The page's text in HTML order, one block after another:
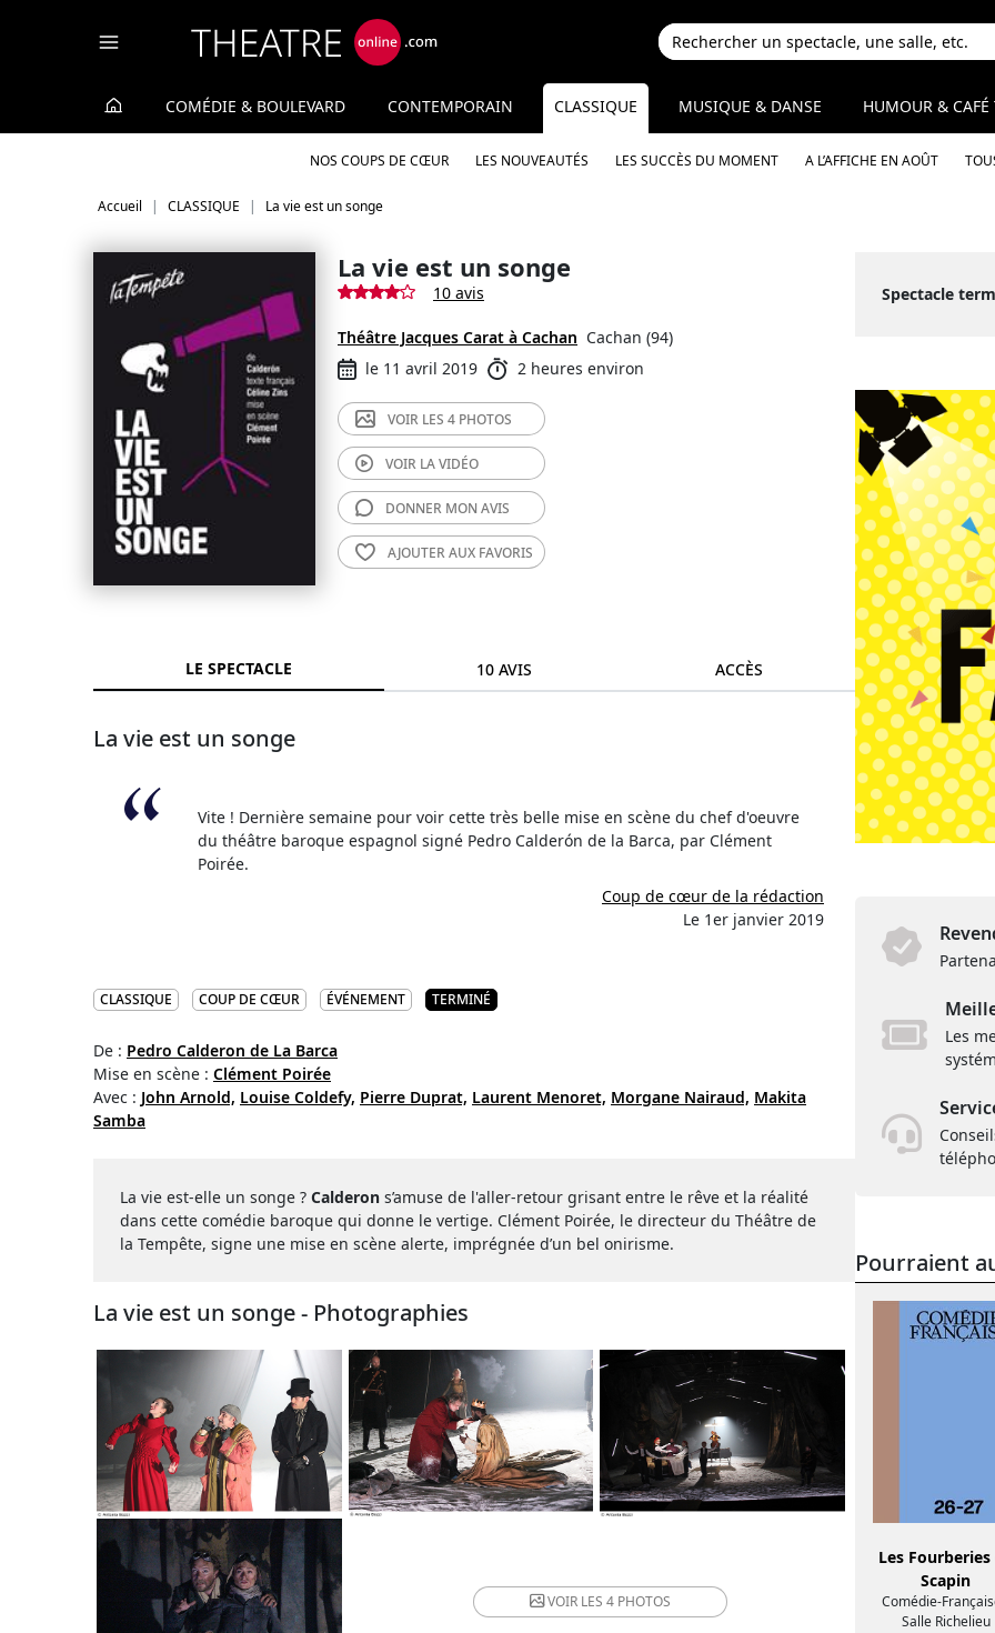
COMÉDIE & BOULEVARD CONTEMPORAIN CLASSIQUE
NOS COUPS DE CŒUR LES NOUVEAUTÉS LES SUCCÈS DU MOMENT A L’AFFICHE EN AOÛT
MUSIQUE & DANSE HUMOUR & CAFÉ
Accueil CLASSIQUE La vie est un songe
La vie est un songe
10 avis
Théâtre Jacques Carat à Cachan Cachan (94)
le 11 avril 2019
2 heures environ
VOIR LES 4 PHOTOS
VOIR LAVIDÉO
DONNER MON AVIS
AJOUTER AUX FAVORIS
LE SPECTACLE 10 AVIS ACCÈS
La vie est un songe
Vite ! Dernière semaine pour voir cette très belle mise en scène du chef d'oeuvre
du théâtre baroque espagnol signé Pedro Calderón de la Barca, par Clément
Poirée.
Coup de cœur de la rédaction
Le 1er janvier 2019
CLASSIQUE COUP DE CŒUR ÉVÉNEMENT TERMINÉ
De : Pedro Calderon de La Barca
Mise en scène : Clément Poirée
Avec : John Arnold, Louise Coldefy, Pierre Duprat, Laurent Menoret, Morgane Nairaud, Makita
Samba
La vie est-elle un songe ? Calderon s’amuse de l'aller-retour grisant entre le rêve et la réalité
dans cette comédie baroque qui donne le vertige. Clément Poirée, le directeur du Théâtre de
la Tempête, signe une mise en scène alerte, imprégnée d’un bel onirisme.
La vie est un songe - Photographies
VOIR LES 4 PHOTOS
Spectacle
Les
Pourraient
Les Fourberies
Scapin
Comédie-
Salle Richelieu